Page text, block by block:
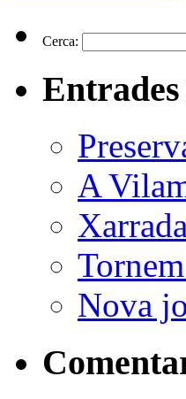
Cerca:
A
Nova